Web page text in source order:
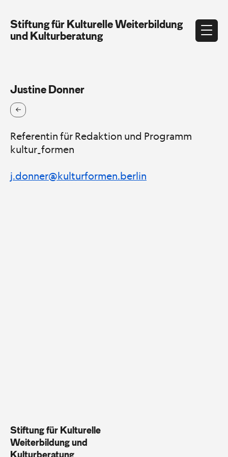
Stiftung für Kulturelle Weiterbildung
und Kulturberatung
Justine Donner
Referentin für Redaktion und Programm
kultur_formen
j.donner@kulturformen.berlin
Stiftung für Kulturelle
Weiterbildung und
Kulturberatung